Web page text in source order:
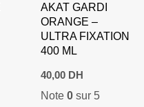
AKAT GARDI
ORANGE –
ULTRA FIXATION
400 ML
40,00 DH
Note0 sur 5